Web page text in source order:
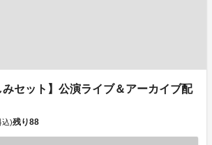
セット】公演ライブ＆アーカイブ配
込)残り88